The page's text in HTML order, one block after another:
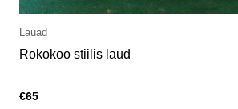
Lauad
Rokokoo stiilis laud
€65